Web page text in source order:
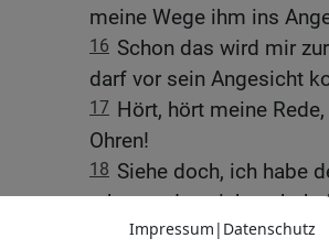
meine Wege ihm ins
16 Schon das wird mir
darf vor sein Angesicht
17 Hört, hört meine
Ohren!
18 Siehe doch, ich habe
erkannt, dass ich recht
Wer ist der, der mit